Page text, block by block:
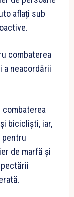
aflați sub
combaterea
a neacordării
combaterea
bicicliști, iar,
pentru
de marfă și